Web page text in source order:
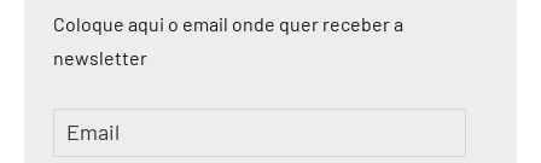
Coloque aqui o email onde quer receber a
newsletter
Email